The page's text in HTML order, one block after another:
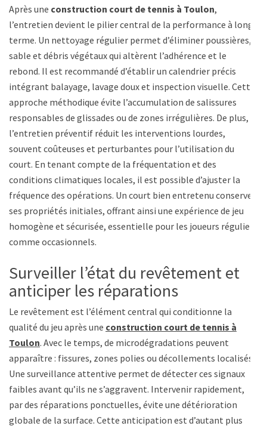
Après une construction court de tennis à Toulon,
l’entretien devient le pilier central de la performance à long
terme. Un nettoyage régulier permet d’éliminer poussières,
sable et débris végétaux qui altèrent l’adhérence et le
rebond. Il est recommandé d’établir un calendrier précis
intégrant balayage, lavage doux et inspection visuelle. Cette
approche méthodique évite l’accumulation de salissures
responsables de glissades ou de zones irrégulières. De plus,
l’entretien préventif réduit les interventions lourdes,
souvent coûteuses et perturbantes pour l’utilisation du
court. En tenant compte de la fréquentation et des
conditions climatiques locales, il est possible d’ajuster la
fréquence des opérations. Un court bien entretenu conserve
ses propriétés initiales, offrant ainsi une expérience de jeu
homogène et sécurisée, essentielle pour les joueurs réguliers
comme occasionnels.
Surveiller l’état du revêtement et
anticiper les réparations
Le revêtement est l’élément central qui conditionne la
qualité du jeu après une construction court de tennis à
Toulon. Avec le temps, de microdégradations peuvent
apparaître : fissures, zones polies ou décollements localisés.
Une surveillance attentive permet de détecter ces signaux
faibles avant qu’ils ne s’aggravent. Intervenir rapidement,
par des réparations ponctuelles, évite une détérioration
globale de la surface. Cette anticipation est d’autant plus